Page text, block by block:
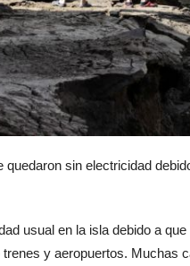
sin electricidad
usual en la isla debido a
y aeropuertos. Muchas